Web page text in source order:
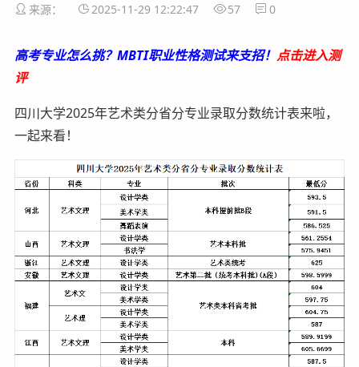
来源： 2025-11-29 12:22:47 57 0
高考专业怎么挑？MBTI职业性格测试来支招！ 点击进入测
评
四川大学2025年艺术类分省分专业录取分数统计表来啦，
一起来看！